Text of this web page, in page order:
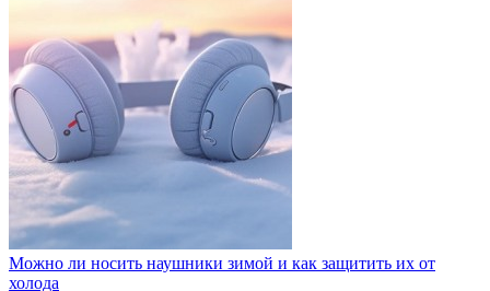
Можно ли носить наушники зимой и как защитить их от
холода